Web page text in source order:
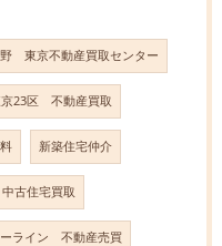
東京不動産買取センター
23区 不動産買取
新築住宅仲介
中古住宅買取
ライン 不動産売買